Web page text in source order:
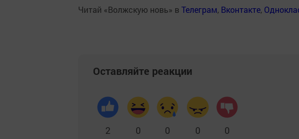
Читай «Волжскую новь» в Телеграм, Вконтакте,
Оставляйте реакции
2 0 0 0 0